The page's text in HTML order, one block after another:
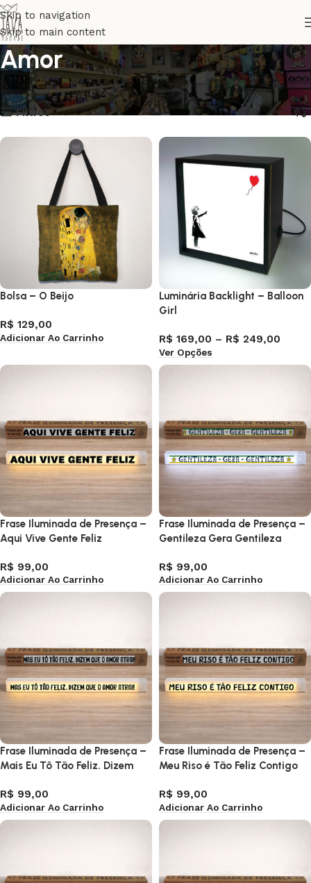
Skip to navigation
Skip to main content
Amor
Início Coleções Amor Exibindo 1–24 de 125 resultados
Filtros
Bolsa – O Beijo
R$ 129,00
Adicionar Ao Carrinho
Luminária Backlight – Balloon
Girl
R$ 169,00 – R$ 249,00
Ver Opções
Frase Iluminada de Presença –
Aqui Vive Gente Feliz
R$ 99,00
Adicionar Ao Carrinho
Frase Iluminada de Presença –
Gentileza Gera Gentileza
R$ 99,00
Adicionar Ao Carrinho
Frase Iluminada de Presença –
Mais Eu Tô Tão Feliz. Dizem
R$ 99,00
Adicionar Ao Carrinho
Frase Iluminada de Presença –
Meu Riso é Tão Feliz Contigo
R$ 99,00
Adicionar Ao Carrinho